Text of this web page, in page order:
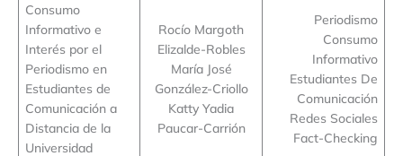
Consumo
Informativo e
Interés por el
Periodismo en
Estudiantes de
Comunicación a
Distancia de la
Universidad
Rocío Margoth
Elizalde-Robles
María José
González-Criollo
Katty Yadia
Paucar-Carrión
Periodismo
Consumo
Informativo
Estudiantes De
Comunicación
Redes Sociales
Fact-Checking